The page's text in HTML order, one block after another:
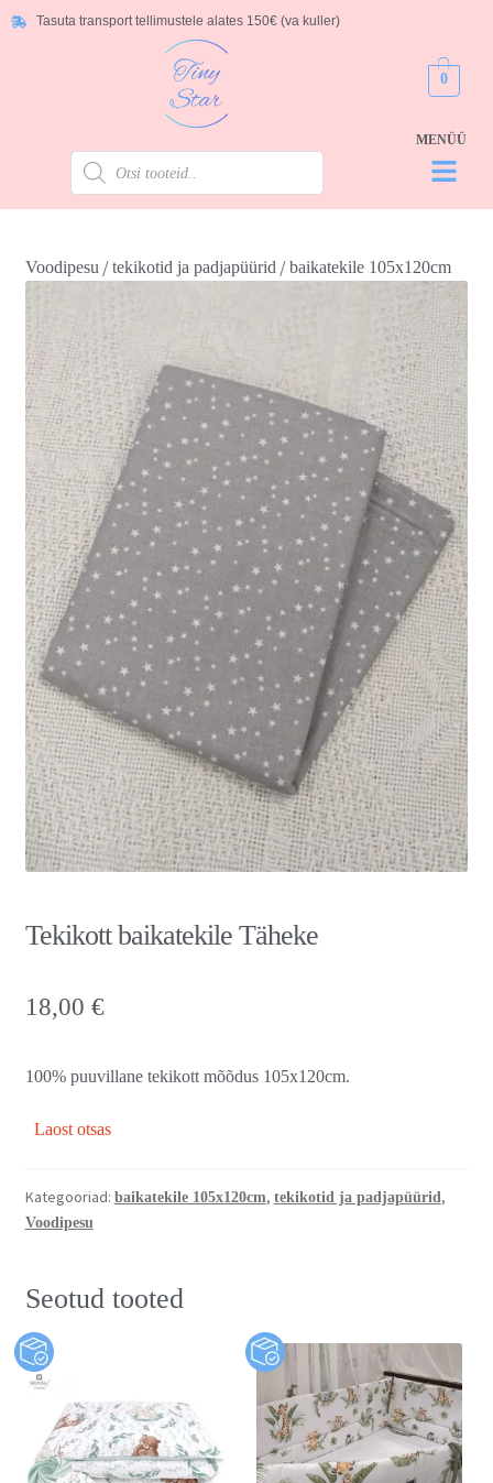
Tasuta transport tellimustele alates 150€ (va kuller)
0
Voodipesu/tekikotid ja padjapüürid/baikatekile 105x120cm
Tekikott baikatekile Täheke
18,00 €
100% puuvillane tekikott mõõdus 105x120cm.
Laost otsas
Kategooriad: baikatekile 105x120cm, tekikotid ja padjapüürid,
Voodipesu
Seotud tooted